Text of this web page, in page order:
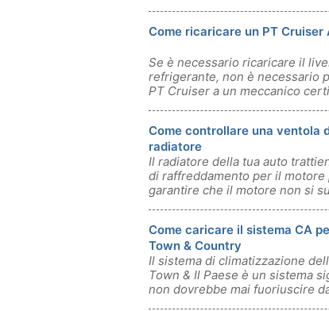
Come ricaricare un PT Cruiser
Se è necessario ricaricare il
refrigerante, non è necessario
PT Cruiser a un meccanico
Come controllare una ventola
radiatore
Il radiatore della tua auto
di raffreddamento per il motore
garantire che il motore non si
Come caricare il sistema CA
Town & Country
Il sistema di climatizzazione
Town & Il Paese è un sistema
non dovrebbe mai fuoriuscire